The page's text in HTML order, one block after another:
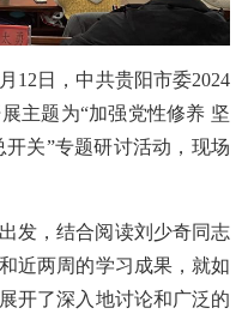
12日，中共贵阳市委2024
主题为“加强党性修养 坚
关”专题研讨活动，现场
发，结合阅读刘少奇同志
近两周的学习成果，就如
开了深入地讨论和广泛的